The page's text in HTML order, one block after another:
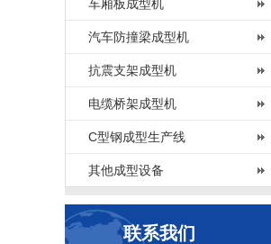
车厢板成型机
汽车防撞梁成型机
抗震支架成型机
电缆桥架成型机
C型钢成型生产线
其他成型设备
联系我们